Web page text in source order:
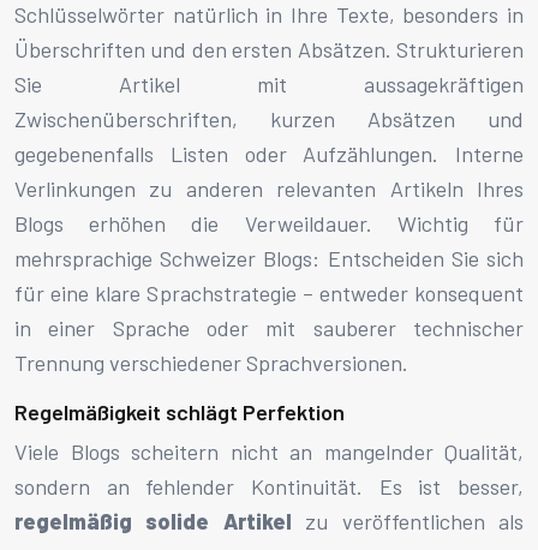
Schlüsselwörter natürlich in Ihre Texte, besonders in
Überschriften und den ersten Absätzen. Strukturieren
Sie Artikel mit aussagekräftigen
Zwischenüberschriften, kurzen Absätzen und
gegebenenfalls Listen oder Aufzählungen. Interne
Verlinkungen zu anderen relevanten Artikeln Ihres
Blogs erhöhen die Verweildauer. Wichtig für
mehrsprachige Schweizer Blogs: Entscheiden Sie sich
für eine klare Sprachstrategie – entweder konsequent
in einer Sprache oder mit sauberer technischer
Trennung verschiedener Sprachversionen.
Regelmäßigkeit schlägt Perfektion
Viele Blogs scheitern nicht an mangelnder Qualität,
sondern an fehlender Kontinuität. Es ist besser,
regelmäßig solide Artikel zu veröffentlichen als